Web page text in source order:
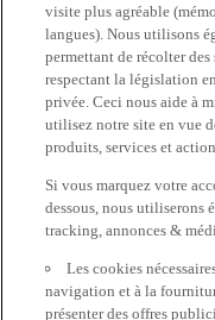
visite plus agréable
langues). Nous utilisons
permettant de récolter
respectant la législation
privée. Ceci nous aide à
utilisez notre site en vue
produits, services et
Si vous marquez votre
dessous, nous utiliserons
tracking, annonces &
Les cookies
navigation et à la
présenter des offres